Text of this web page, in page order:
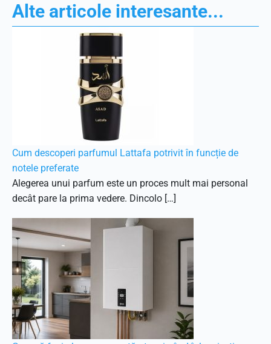
Alte articole interesante...
Cum descoperi parfumul Lattafa potrivit în funcție de
notele preferate
Alegerea unui parfum este un proces mult mai personal
decât pare la prima vedere. Dincolo […]